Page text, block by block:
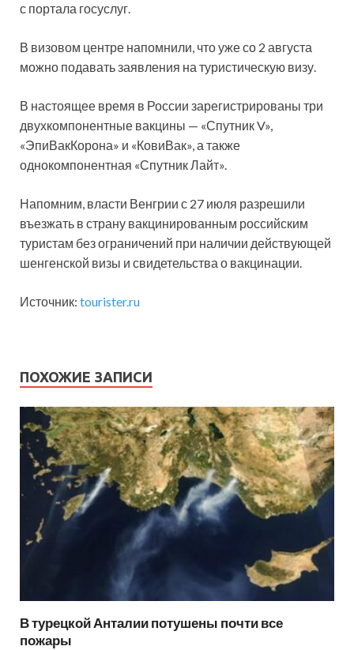
с портала госуслуг.
В визовом центре напомнили, что уже со 2 августа
можно подавать заявления на туристическую визу.
В настоящее время в России зарегистрированы три
двухкомпонентные вакцины — «Спутник V»,
«ЭпиВакКорона» и «КовиВак», а также
однокомпонентная «Спутник Лайт».
Напомним, власти Венгрии с 27 июля разрешили
въезжать в страну вакцинированным российским
туристам без ограничений при наличии действующей
шенгенской визы и свидетельства о вакцинации.
Источник: tourister.ru
ПОХОЖИЕ ЗАПИСИ
В турецкой Анталии потушены почти все
пожары